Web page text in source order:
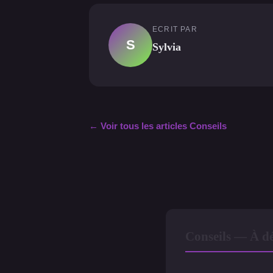
S
ECRIT PAR
Sylvia
← Voir tous les articles Conseils